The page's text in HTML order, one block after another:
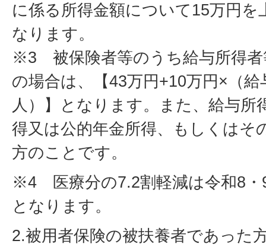
に係る所得金額について15万円を
なります。
※3 被保険者等のうち給与所得者
の場合は、【43万円+10万円×（
人）】となります。また、給与所
得又は公的年金所得、もしくはそ
方のことです。
※4 医療分の7.2割軽減は令和8・
となります。
2.被用者保険の被扶養者であった